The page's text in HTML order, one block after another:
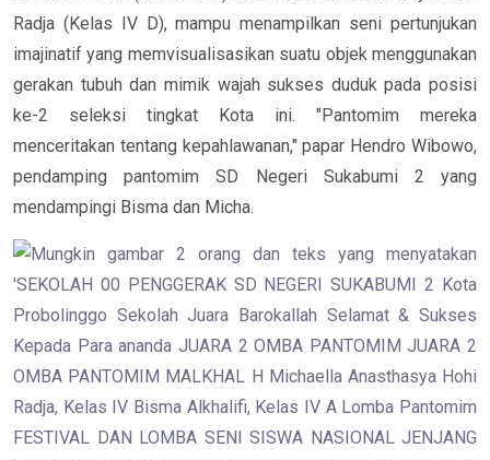
Radja (Kelas IV D),mampu menampilkan seni pertunjukan
imajinatif yang memvisualisasikan suatu objek menggunakan
gerakan tubuh dan mimik wajah sukses duduk pada posisi
ke-2 seleksi tingkat Kota ini. "Pantomim mereka
menceritakan tentang kepahlawanan," papar Hendro Wibowo,
pendamping pantomim SD Negeri Sukabumi 2 yang
mendampingi Bisma dan Micha.